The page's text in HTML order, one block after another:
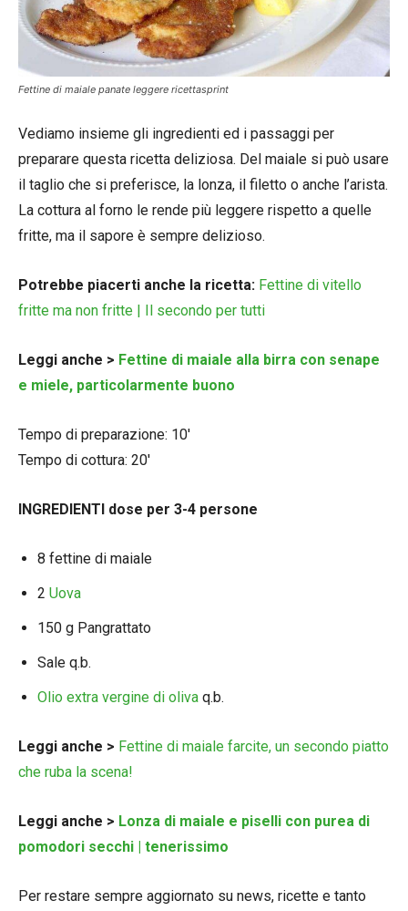
Fettine di maiale panate leggere ricettasprint
Vediamo insieme gli ingredienti ed i passaggi per
preparare questa ricetta deliziosa. Del maiale si può usare
il taglio che si preferisce, la lonza, il filetto o anche l’arista.
La cottura al forno le rende più leggere rispetto a quelle
fritte, ma il sapore è sempre delizioso.
Potrebbe piacerti anche la ricetta: Fettine di vitello
fritte ma non fritte | Il secondo per tutti
Leggi anche > Fettine di maiale alla birra con senape
e miele, particolarmente buono
Tempo di preparazione: 10′
Tempo di cottura: 20′
INGREDIENTI dose per 3-4 persone
8 fettine di maiale
2 Uova
150 g Pangrattato
Sale q.b.
Olio extra vergine di oliva q.b.
Leggi anche > Fettine di maiale farcite, un secondo piatto
che ruba la scena!
Leggi anche > Lonza di maiale e piselli con purea di
pomodori secchi | tenerissimo
Per restare sempre aggiornato su news, ricette e tanto